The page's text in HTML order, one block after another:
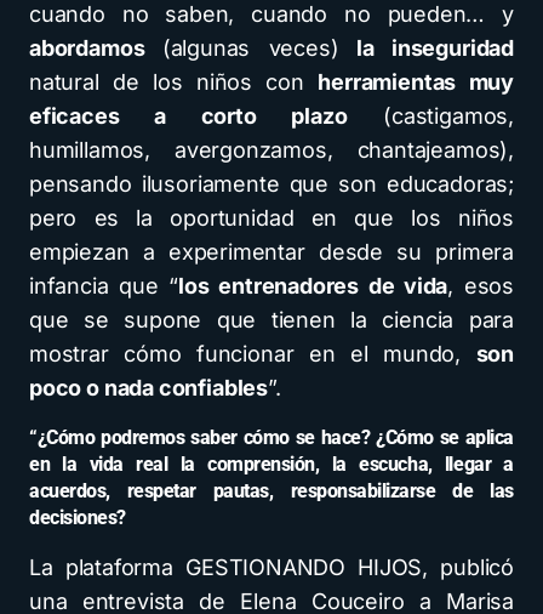
cuando no saben, cuando no pueden… y
abordamos
(algunas veces) la inseguridad
natural de los niños con herramientas muy
eficaces a corto plazo(castigamos,
humillamos, avergonzamos, chantajeamos),
pensando ilusoriamente que son educadoras;
pero es la oportunidad en que los niños
empiezan a experimentar desde su primera
infancia que “los entrenadores de vida, esos
que se supone que tienen la ciencia para
mostrar cómo funcionar en el mundo, son
poco o nada confiables”.
“¿Cómo podremos saber cómo se hace? ¿Cómo se aplica
en la vida real la comprensión, la escucha, llegar a
acuerdos, respetar pautas, responsabilizarse de las
decisiones?
La plataforma GESTIONANDO HIJOS, publicó
una entrevista de Elena Couceiro a Marisa